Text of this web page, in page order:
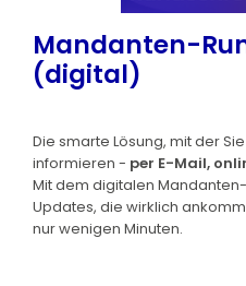
Mandanten-
(digital)
Die smarte Lösung, mit der
informieren - per E-Mail,
Mit dem digitalen
Updates, die wirklich
nur wenigen Minuten.